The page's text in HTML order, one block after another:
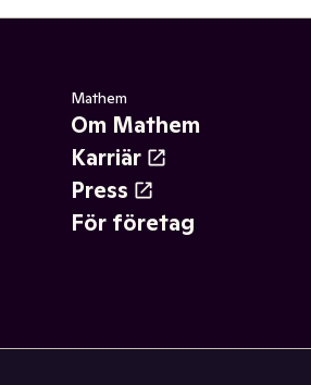
Mathem
Om Mathem
Karriär
Press
För företag